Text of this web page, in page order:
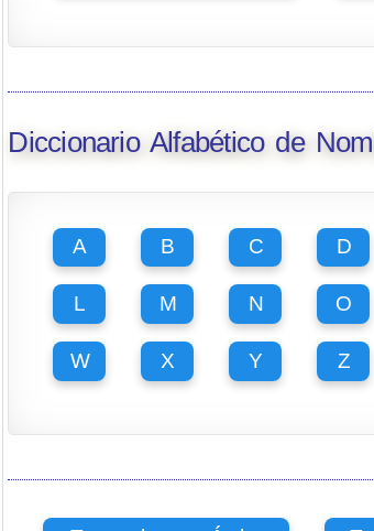
Diccionario Alfabético de
A B C D
L M N O
W X Y Z